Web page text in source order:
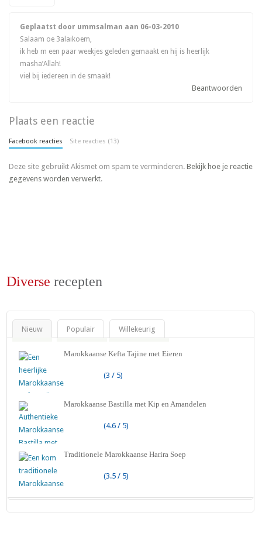
Geplaatst door ummsalman aan 06-03-2010
Salaam oe 3alaikoem,
ik heb m een paar weekjes geleden gemaakt en hij is heerlijk
masha’Allah!
viel bij iedereen in de smaak!
Beantwoorden
Plaats een reactie
Facebook reacties Site reacties (13)
Deze site gebruikt Akismet om spam te verminderen.Bekijk hoe je reactie
gegevens worden verwerkt.
Diverse recepten
Nieuw Populair Willekeurig
Marokkaanse Kefta Tajine met Eieren
(3 / 5)
Marokkaanse Bastilla met Kip en Amandelen
(4.6 / 5)
Traditionele Marokkaanse Harira Soep
(3.5 / 5)